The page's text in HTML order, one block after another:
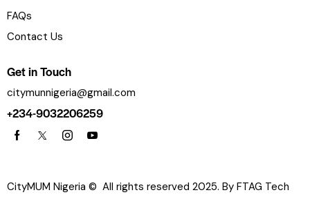
FAQs
Contact Us
Get in Touch
citymunnigeria@gmail.com
+234-9032206259
CityMUM Nigeria © All rights reserved 2025. By FTAG Tech